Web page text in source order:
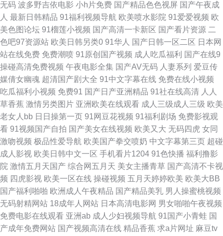
伊人婷婷影院 白丝自慰网站91 韩国福利电影院 伦理第一页 日韩人妖 亚洲视
频日韩中文 97资源超碰碰 东方av四虎影院 精品国产乱码久久 人人爱人人摸
午夜福利色av 91网址在线观看 大香蕉大香蕉9草 精品超碰福利 欧情美色91
天天肏天天干 在线91网站 欧美实操视频 av入口在线韩国 海角传媒AV 天天
日夜夜爽 丰满少妇被后入 久久三级片AV 亚洲内射黄网站 操逼金品韩国 久久
精品综合在线 97在线资源网 韩国A片无码 欧美熟女Tv 污视频在线观看 91蜜
臀久久 超碰日韩伪娘精品 黑丝插入中出 青草视频网 伪娘h视频 91操熟女视
频 成人曰B免费视频 久久艹视频 伊人影音成人网 大香蕉182 久久嫩草视频
人人摸97 亚洲成人小说网站 99超碰日本 国产TS在线免费 欧美久久综合伊人
午夜三级激情 97国产在线视频 国产精品在线网址 欧美成人一线 少妇精彩一
无码 波多野吉依电影 小h片免费 国产精品色色视屏 国产午夜成
人 最新日韩精品 91福利视频导航 欧美喷水影院 91爱爱视频 欧
美色图论坛 91榴莲小视频 国产高清一卡新区 国产看片资源 二
色吧97资源站 欧美日韩另类0 91华人 国产日韩一区二区 日本网
站在线免费 免费潮喷 91原创国产视频 成人吃瓜福利 国产在线9
操碰高清免费视频 午夜电影全集 国产AV无码 人妻系列 爱豆传
媒倩女幽魂 超清国产剧大全 91中文字幕在线 免费在线小视频
吃瓜福利小视频 免费91 国产日产亚洲精品 91社在线高清 人人
草香蕉 激情另类图片 亚洲欧美在线观看 成人三级成人三级 欧美
老女人bb 日日操第一页 91网豆花视频 91福利剧场 免费影视观
看 91视频国产自拍 国产美女在线视频 欧美又大 无码四虎 女同
激吻视频 极品性爱导航 欧美国产拳交喷奶 中文字幕第三页 超碰
成人影视 欧美日韩中文一区 手机看片1204 91色快播 福利撸影
院 激情五月天国产 综合网五月天 美女主播青草 国产高清不卡视
频 四虎影视 欧美一区在线 操碰视频 五月天婷婷欧美 欧美大BB
国产福利啪啪 欧洲成人午夜精品 国产精品美乳 男人操蜜桃视频
无码射精网站 18成年人网站 日本高清电影网 男女啪啪午夜视频
免费电影在线观看 亚洲ab 成人少妇视频导航 91国产小青蛙 国
产成年免费网站 国产视频高清在线 精品香蕉 求a片网址 麻豆tv